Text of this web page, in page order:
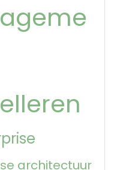
architectuur